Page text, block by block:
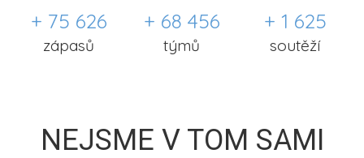
+ 75 626
zápasů
+ 68 456
týmů
+ 1 625
soutěží
NEJSME V TOM SAMI